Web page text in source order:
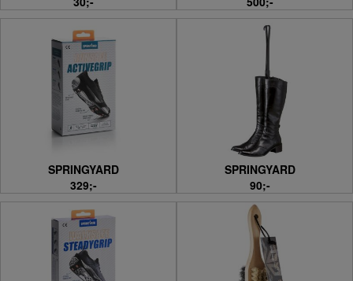
SPRINGYARD
329;-
SPRINGYARD
90;-